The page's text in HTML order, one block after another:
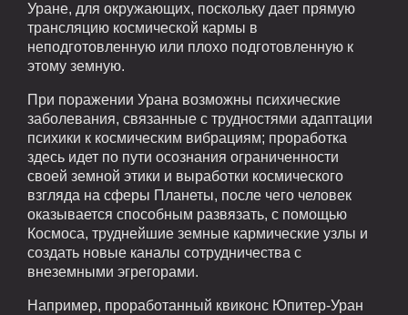
Уране, для окружающих, поскольку дает прямую
трансляцию космической кармы в
неподготовленную или плохо подготовленную к
этому земную.
При поражении Урана возможны психические
заболевания, связанные с трудностями адаптации
психики к космическим вибрациям; проработка
здесь идет по пути осознания ограниченности
своей земной этики и выработки космического
взгляда на сферы Планеты, после чего человек
оказывается способным развязать, с помощью
Космоса, труднейшие земные кармические узлы и
создать новые каналы сотрудничества с
внеземными эгрегорами.
Например, проработанный квиконс Юпитер-Уран